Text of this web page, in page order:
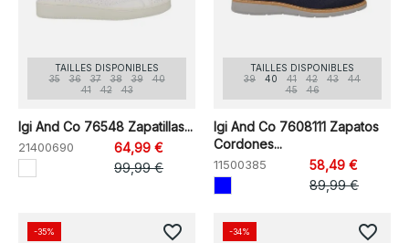
TAILLES DISPONIBLES
35
36 37 38 39
40
41
42 43
Igi And Co 76548 Zapatillas...
21400690
64,99 €
99,99 €
TAILLES DISPONIBLES
39
40 41 42 43
44
45
46
Igi And Co 7608111 Zapatos
Cordones...
11500385
58,49 €
89,99 €
-35% favorite_border -34% favorite_border